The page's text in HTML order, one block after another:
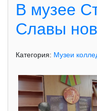
В музее
Славы
Категория: Музеи